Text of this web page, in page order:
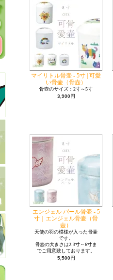
マイリトル骨壷 - 5寸 | 可愛
い骨壷（骨壺）
骨壺のサイズ：2寸～5寸
3,900円
エンジェル パール骨壷 - 5
寸｜エンジェル骨壷（骨
壺）
天使の羽の模様が入った骨壷
です。
骨壺の大きさは2.3寸～6寸ま
でご用意致しております。
5,500円